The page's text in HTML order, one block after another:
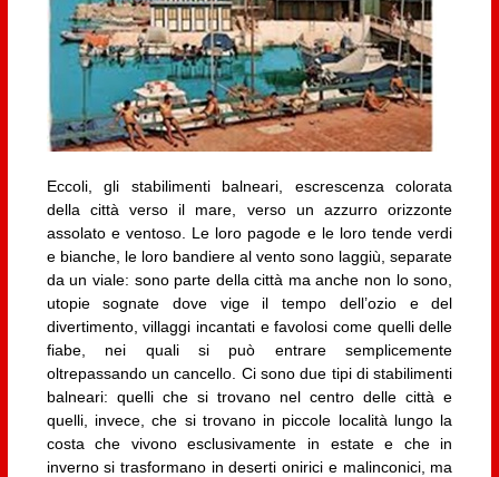
Eccoli, gli stabilimenti balneari, escrescenza colorata
della città verso il mare, verso un azzurro orizzonte
assolato e ventoso. Le loro pagode e le loro tende verdi
e bianche, le loro bandiere al vento sono laggiù, separate
da un viale: sono parte della città ma anche non lo sono,
utopie sognate dove vige il tempo dell’ozio e del
divertimento, villaggi incantati e favolosi come quelli delle
fiabe, nei quali si può entrare semplicemente
oltrepassando un cancello. Ci sono due tipi di stabilimenti
balneari: quelli che si trovano nel centro delle città e
quelli, invece, che si trovano in piccole località lungo la
costa che vivono esclusivamente in estate e che in
inverno si trasformano in deserti onirici e malinconici, ma